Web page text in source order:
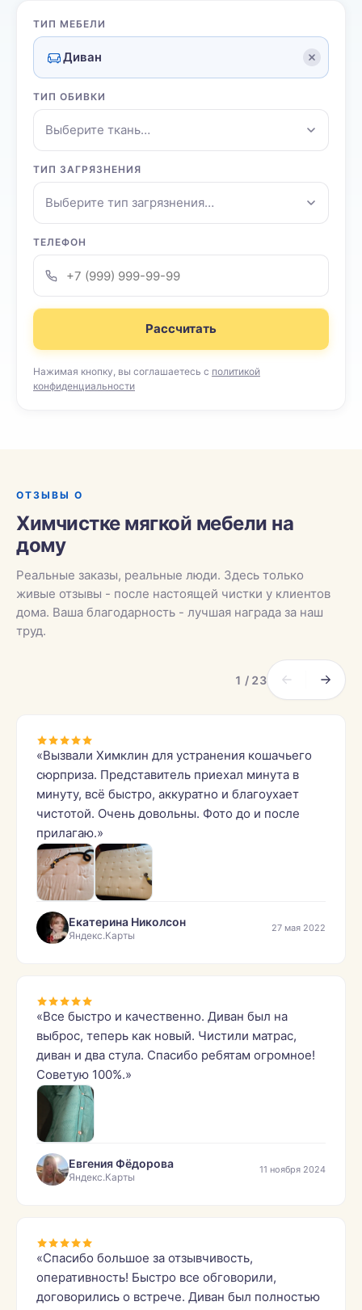
ТИП МЕБЕЛИ
Диван
ТИП ОБИВКИ
Выберите ткань…
ТИП ЗАГРЯЗНЕНИЯ
Выберите тип загрязнения…
ТЕЛЕФОН
Рассчитать
Нажимая кнопку, вы соглашаетесь с политикой
конфиденциальности
ОТЗЫВЫ О
Химчистке мягкой мебели на
дому
Реальные заказы, реальные люди. Здесь только
живые отзывы - после настоящей чистки у клиентов
дома. Ваша благодарность - лучшая награда за наш
труд.
1 / 23
«Вызвали Химклин для устранения кошачьего
сюрприза. Представитель приехал минута в
минуту, всё быстро, аккуратно и благоухает
чистотой. Очень довольны. Фото до и после
прилагаю.»
Екатерина Николсон
Яндекс.Карты
27 мая 2022
«Все быстро и качественно. Диван был на
выброс, теперь как новый. Чистили матрас,
диван и два стула. Спасибо ребятам огромное!
Советую 100%.»
Евгения Фёдорова
Яндекс.Карты
11 ноября 2024
«Спасибо большое за отзывчивость,
оперативность! Быстро все обговорили,
договорились о встрече. Диван был полностью